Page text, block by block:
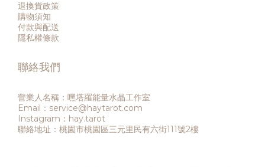
退換貨政策
購物須知
付款與配送
隱私權條款
聯絡我們
營業人名稱：嘿塔羅能量水晶工作室
Email：service@haytarot.com
Instagram：hay.tarot
聯絡地址：桃園市桃園區三元里民有六街111號2樓